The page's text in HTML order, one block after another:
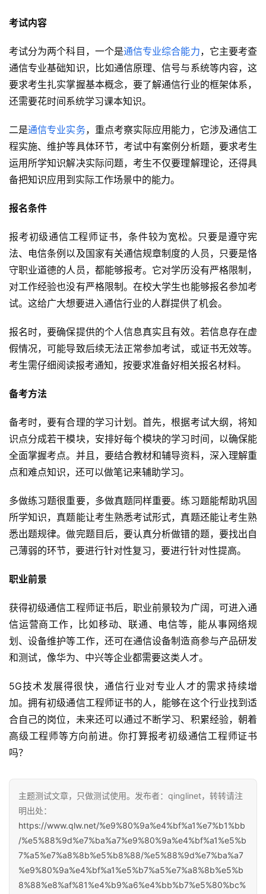
考试内容
考试分为两个科目，一个是通信专业综合能力，它主要考查
通信专业基础知识，比如通信原理、信号与系统等内容，这
要求考生扎实掌握基本概念，要了解通信行业的框架体系，
还需要花时间系统学习课本知识。
二是通信专业实务，重点考察实际应用能力，它涉及通信工
程实施、维护等具体环节，考试中有案例分析题，要求考生
运用所学知识解决实际问题，考生不仅要理解理论，还得具
备把知识应用到实际工作场景中的能力。
报名条件
报考初级通信工程师证书，条件较为宽松。只要是遵守宪
法、电信条例以及国家有关通信规章制度的人员，只要是恪
守职业道德的人员，都能够报考。它对学历没有严格限制，
对工作经验也没有严格限制。在校大学生也能够报名参加考
试。这给广大想要进入通信行业的人群提供了机会。
报名时，要确保提供的个人信息真实且有效。若信息存在虚
假情况，可能导致后续无法正常参加考试，或证书无效等。
考生需仔细阅读报考通知，按要求准备好相关报名材料。
备考方法
备考时，要有合理的学习计划。首先，根据考试大纲，将知
识点分成若干模块，安排好每个模块的学习时间，以确保能
全面掌握考点。并且，要结合教材和辅导资料，深入理解重
点和难点知识，还可以做笔记来辅助学习。
多做练习题很重要，多做真题同样重要。练习题能帮助巩固
所学知识，真题能让考生熟悉考试形式，真题还能让考生熟
悉出题规律。做完题目后，要认真分析做错的题，要找出自
己薄弱的环节，要进行针对性复习，要进行针对性提高。
职业前景
获得初级通信工程师证书后，职业前景较为广阔，可进入通
信运营商工作，比如移动、联通、电信等，能从事网络规
划、设备维护等工作，还可在通信设备制造商参与产品研发
和测试，像华为、中兴等企业都需要这类人才。
5G技术发展得很快，通信行业对专业人才的需求持续增
加。拥有初级通信工程师证书的人，能够在这个行业找到适
合自己的岗位，未来还可以通过不断学习、积累经验，朝着
高级工程师等方向前进。你打算报考初级通信工程师证书
吗？
主题测试文章，只做测试使用。发布者：qinglinet，转转请注
明出处：
https://www.qlw.net/%e9%80%9a%e4%bf%a1%e7%b1%bb
/%e5%88%9d%e7%ba%a7%e9%80%9a%e4%bf%a1%e5%b
7%a5%e7%a8%8b%e5%b8%88/%e5%88%9d%e7%ba%a7
%e9%80%9a%e4%bf%a1%e5%b7%a5%e7%a8%8b%e5%b
8%88%e8%af%81%e4%b9%a6%e4%bb%b7%e5%80%bc%